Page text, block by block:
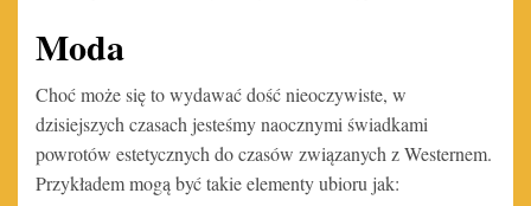
Moda
Choć może się to wydawać dość nieoczywiste, w
dzisiejszych czasach jesteśmy naocznymi świadkami
powrotów estetycznych do czasów związanych z Westernem.
Przykładem mogą być takie elementy ubioru jak: